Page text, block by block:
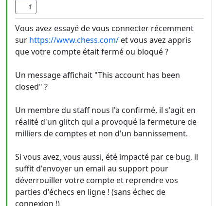
1
Vous avez essayé de vous connecter récemment
sur https://www.chess.com/ et vous avez appris
que votre compte était fermé ou bloqué ?
Un message affichait "This account has been
closed" ?
Un membre du staff nous l'a confirmé, il s'agit en
réalité d'un glitch qui a provoqué la fermeture de
milliers de comptes et non d'un bannissement.
Si vous avez, vous aussi, été impacté par ce bug, il
suffit d'envoyer un email au support pour
déverrouiller votre compte et reprendre vos
parties d'échecs en ligne ! (sans échec de
connexion !)